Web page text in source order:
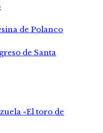
de Polanco
de Santa
«El toro de